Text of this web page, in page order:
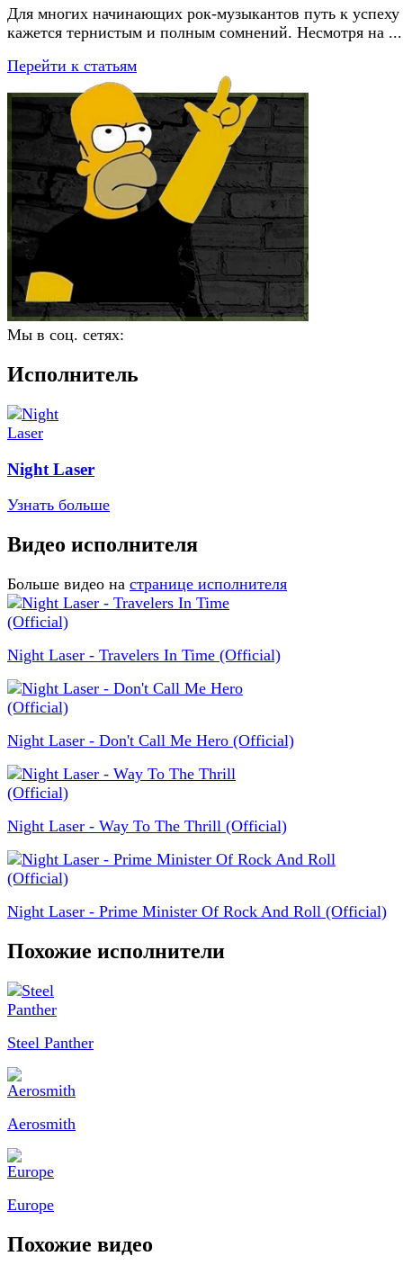
Для многих начинающих рок-музыкантов путь к успеху
кажется тернистым и полным сомнений. Несмотря на ...
Перейти к статьям
Мы в соц. сетях:
Исполнитель
Night Laser
Узнать больше
Видео исполнителя
Больше видео на странице исполнителя
Night Laser - Travelers In Time (Official)
Night Laser - Don't Call Me Hero (Official)
Night Laser - Way To The Thrill (Official)
Night Laser - Prime Minister Of Rock And Roll (Official)
Похожие исполнители
Steel Panther
Aerosmith
Europe
Похожие видео